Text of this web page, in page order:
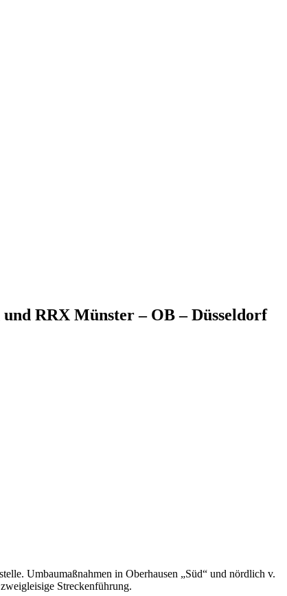
RRX Münster – OB – Düsseldorf
Umbaumaßnahmen in Oberhausen „Süd“ und nördlich v.
Streckenführung.